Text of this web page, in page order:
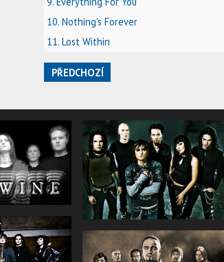
10. Nothing's Forever
11. Lost Within
PŘEDCHOZÍ